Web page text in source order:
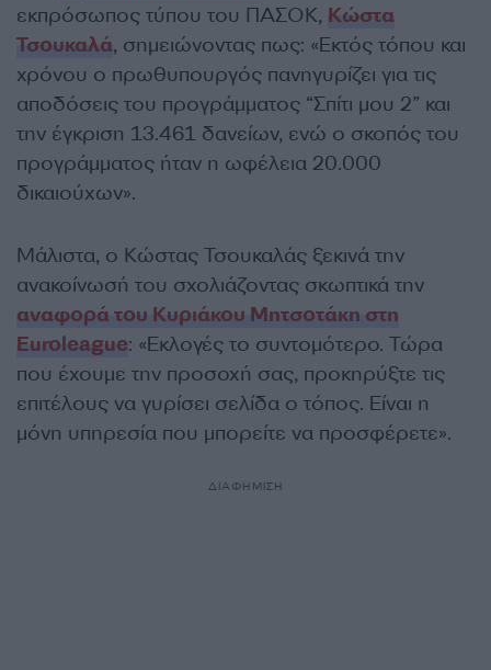
εκπρόσωπος τύπου του ΠΑΣΟΚ, Κώστα
Τσουκαλά, σημειώνοντας πως: «Εκτός τόπου και
χρόνου ο πρωθυπουργός πανηγυρίζει για τις
αποδόσεις του προγράμματος “Σπίτι μου 2” και
την έγκριση 13.461 δανείων, ενώ ο σκοπός του
προγράμματος ήταν η ωφέλεια 20.000
δικαιούχων».
Μάλιστα, ο Κώστας Τσουκαλάς ξεκινά την
ανακοίνωσή του σχολιάζοντας σκωπτικά την
αναφορά του Κυριάκου Μητσοτάκη στη
Euroleague: «Εκλογές το συντομότερο. Τώρα
που έχουμε την προσοχή σας, προκηρύξτε τις
επιτέλους να γυρίσει σελίδα ο τόπος. Είναι η
μόνη υπηρεσία που μπορείτε να προσφέρετε».
ΔΙΑΦΗΜΙΣΗ